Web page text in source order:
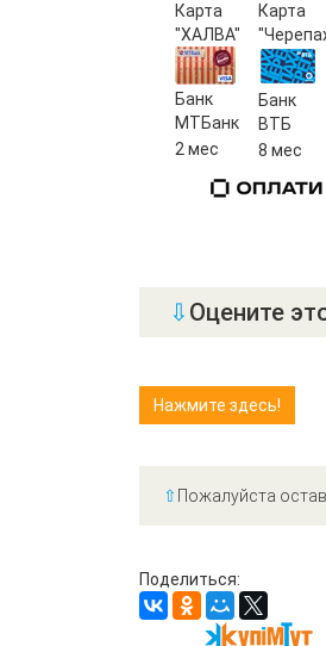
Карта
"ХАЛВА"
Банк
МТБанк
2 мес
Карта
Банк
ВТБ
8 мес
⇩ Оцените
⇧ Пожалуйста
Поделиться: